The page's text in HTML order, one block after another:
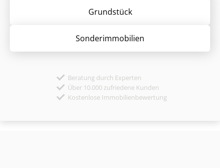
Grund­stück
Sonder­immobilien
Beratung durch Experten
Über 10.000 zufriedene Kunden
Kostenlose Immobilienbewertung